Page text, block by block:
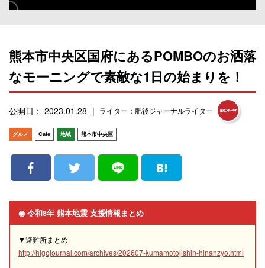
熊本市中央区国府にあるPOMBOのお洒落
なモーニングで素敵な1日の始まりを！
公開日： 2023.01.28 ライター：肥後ジャーナルライター
グルメ Cafe 地域 熊本市中央区
◉ 令和8年 熊本地震 支援情報まとめ
▼避難所まとめ
http://higojournal.com/archives/202607-kumamotojishin-hinanzyo.html